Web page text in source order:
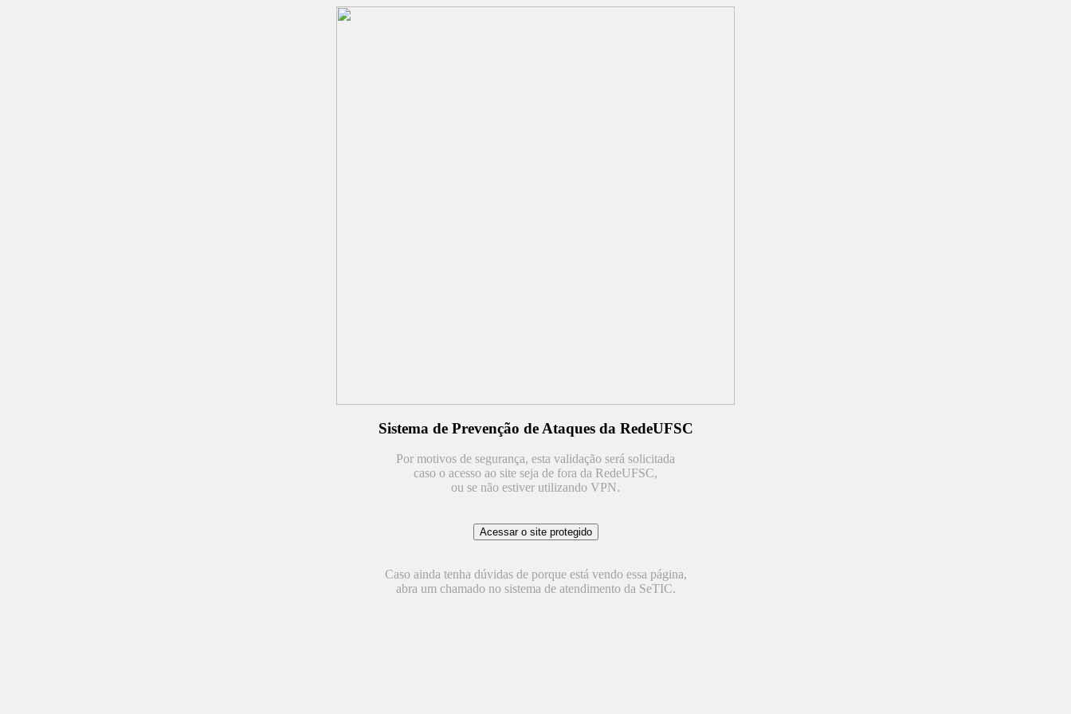
Sistema de Prevenção de Ataques da RedeUFSC
Por motivos de segurança, esta validação será solicitada
caso o acesso ao site seja de fora da RedeUFSC,
ou se não estiver utilizando VPN.
Caso ainda tenha dúvidas de porque está vendo essa página,
abra um chamado no sistema de atendimento da SeTIC.